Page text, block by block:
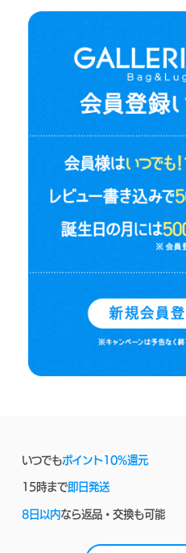
いつでもポイント10%還元
15時まで即日発送
8日以内なら返品・交換も可能